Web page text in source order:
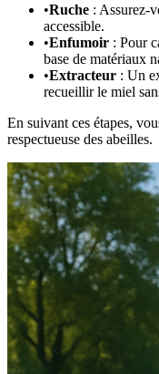
•Ruche : Assurez-
accessible.
•Enfumoir : Pour
base de matériaux
•Extracteur : Un
recueillir le miel
En suivant ces étapes,
respectueuse des abeilles.